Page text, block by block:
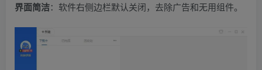
界面简洁：软件右侧边栏默认关闭，去除广告和无用组件。